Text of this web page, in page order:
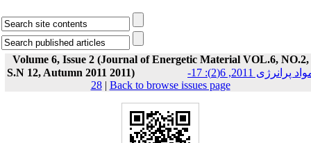
Volume 6, Issue 2 (Journal of Energetic Material VOL.6, NO.2,
S.N 12, Autumn 2011 2011)
مواد پرانرژی 2011, 6(2): 17-
28| Back to browse issues page